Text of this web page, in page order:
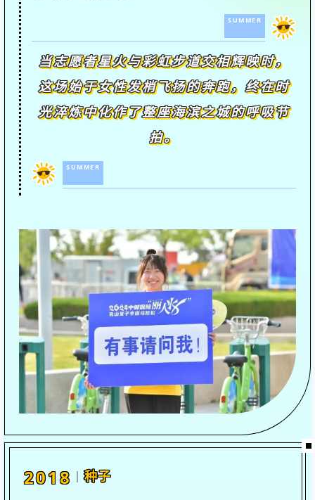
SUMMER
当志愿者星火与彩虹步道交相辉映时，
这场始于女性发梢飞扬的奔跑，终在时
光淬炼中化作了整座海滨之城的呼吸节
拍。
SUMMER
2018 ｜种子